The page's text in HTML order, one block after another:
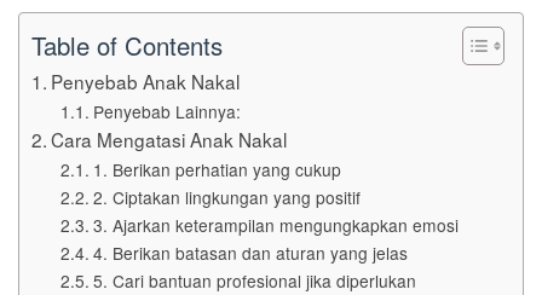
Table of Contents
Penyebab Anak Nakal
Penyebab Lainnya:
Cara Mengatasi Anak Nakal
1. Berikan perhatian yang cukup
2. Ciptakan lingkungan yang positif
3. Ajarkan keterampilan mengungkapkan emosi
4. Berikan batasan dan aturan yang jelas
5. Cari bantuan profesional jika diperlukan